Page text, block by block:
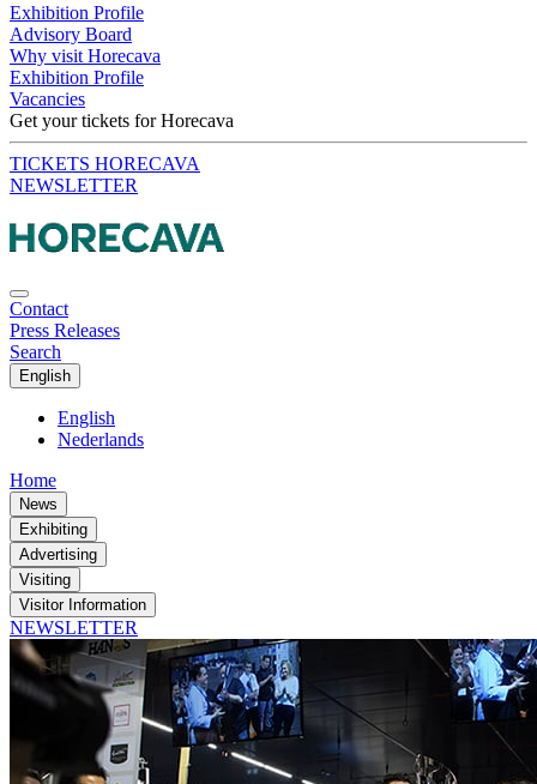
Exhibition Profile
Advisory Board
Why visit Horecava
Exhibition Profile
Vacancies
Get your tickets for Horecava
TICKETS HORECAVA
NEWSLETTER
Contact
Press Releases
Search
English
English
Nederlands
Home
News
Exhibiting
Advertising
Visiting
Visitor Information
NEWSLETTER